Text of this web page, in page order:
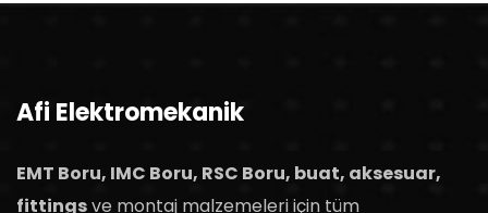
Afi Elektromekanik
EMT Boru, IMC Boru, RSC Boru, buat, aksesuar,
fittingsve montaj malzemeleri için tüm